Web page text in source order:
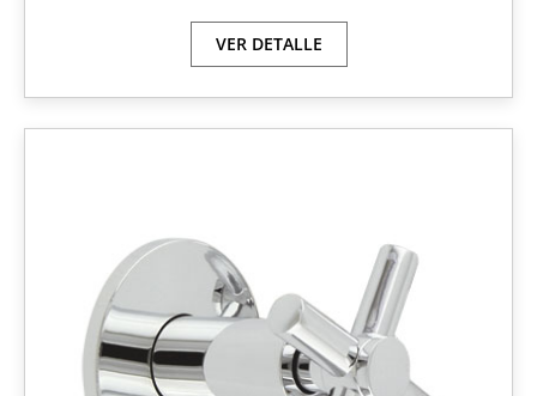
VER DETALLE